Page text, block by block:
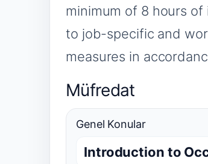
minimum of 8 hours
to job-specific and
measures in
Müfredat
Genel Konular
Introduction to